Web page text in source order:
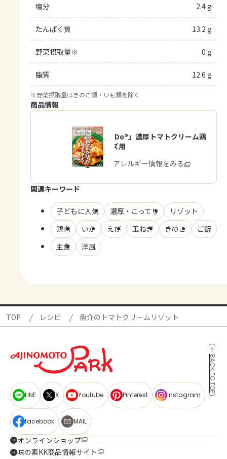
塩分 2.4 g
たんぱく質 13.2 g
野菜摂取量※ 0 g
脂質 12.6 g
※野菜摂取量はきのこ類・いも類を除く
商品情報
「Bistro Do®」濃厚トマトクリーム鶏
ポテチーズ用
商品・アレルギー情報をみる
関連キーワード
子どもに人気 濃厚・こってり
リゾット
鶏肉
いか えび 玉ねぎ きのこ
ご飯
主食
洋風
TOP レシピ 魚介のトマトクリームリゾット
BACK TO TOP
LINE X Youtube Pinterest Instagram
facebook MAIL
オンラインショップ
味の素KK商品情報サイト